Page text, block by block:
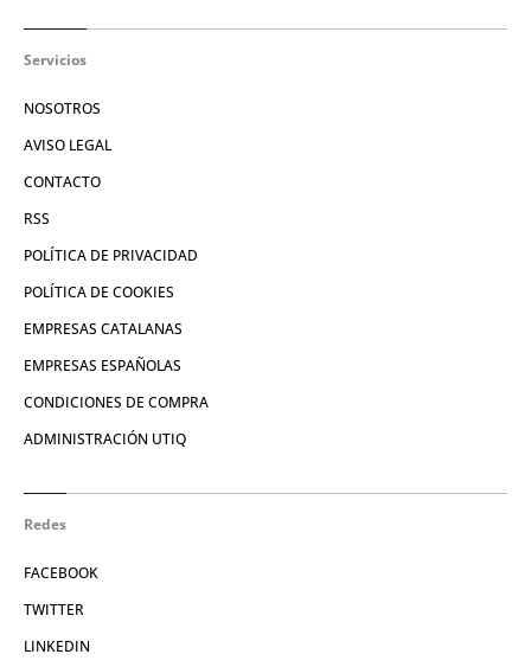
Servicios
NOSOTROS
AVISO LEGAL
CONTACTO
RSS
POLÍTICA DE PRIVACIDAD
POLÍTICA DE COOKIES
EMPRESAS CATALANAS
EMPRESAS ESPAÑOLAS
CONDICIONES DE COMPRA
ADMINISTRACIÓN UTIQ
Redes
FACEBOOK
TWITTER
LINKEDIN